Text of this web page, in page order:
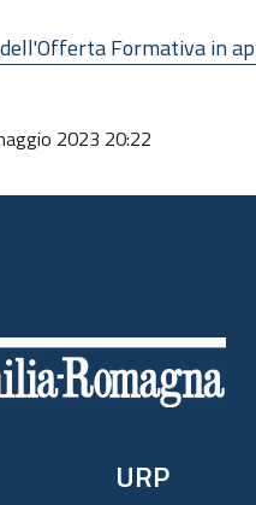
Formativa in
2023 20:22
URP